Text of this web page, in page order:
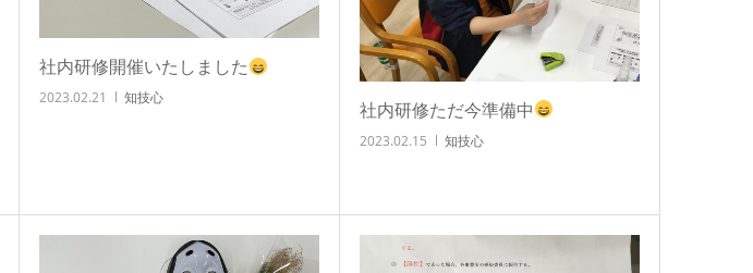
社内研修開催いたしました
2023.02.21 知技心
社内研修ただ今準備中
2023.02.15 知技心